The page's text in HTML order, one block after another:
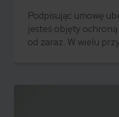
Podpisując umowę
jesteś objęty
od zaraz. W wielu
co to jest okres